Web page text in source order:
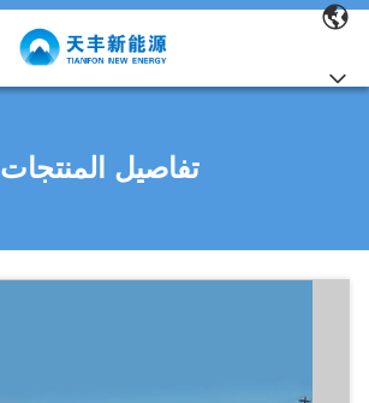
تفاصيل المنتجات